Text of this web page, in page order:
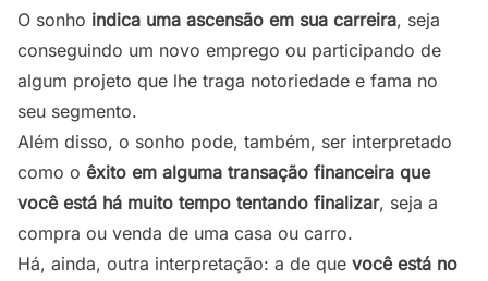
O sonho indica uma ascensão em sua carreira, seja
conseguindo um novo emprego ou participando de
algum projeto que lhe traga notoriedade e fama no
seu segmento.
Além disso, o sonho pode, também, ser interpretado
como o êxito em alguma transação financeira que
você está há muito tempo tentando finalizar, seja a
compra ou venda de uma casa ou carro.
Há, ainda, outra interpretação: a de que você está no